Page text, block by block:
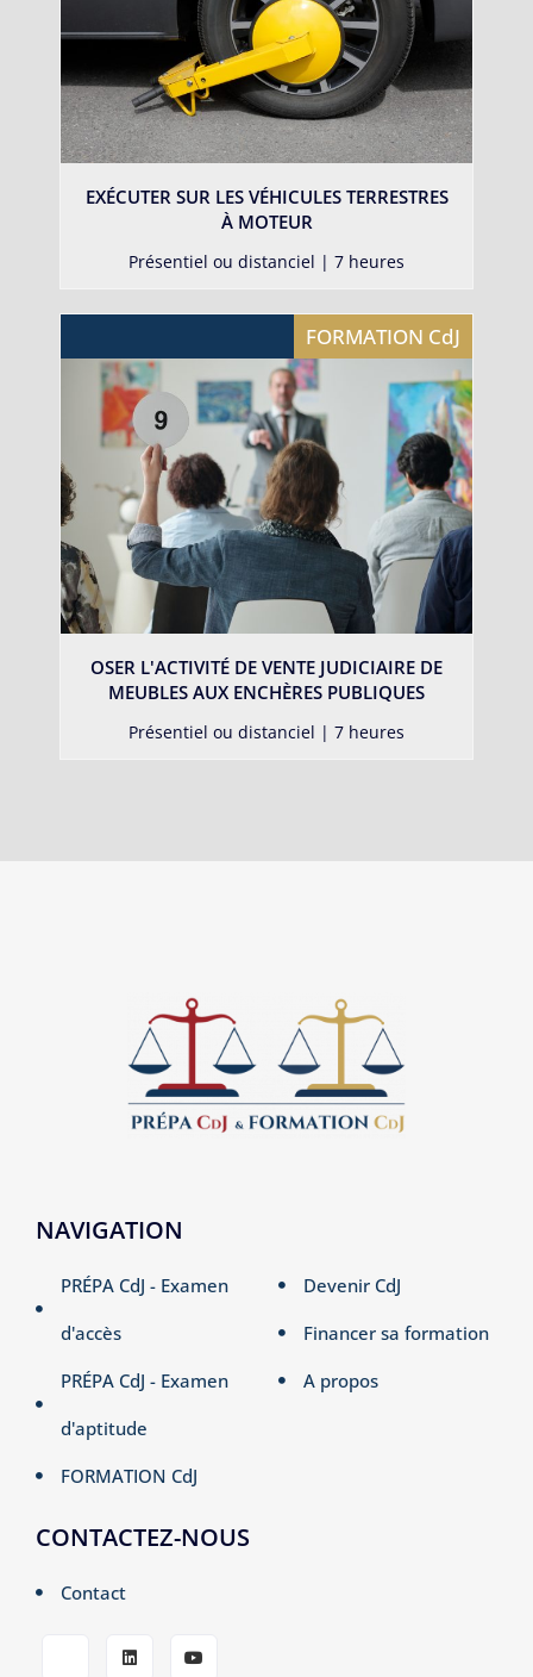
EXÉCUTER SUR LES VÉHICULES TERRESTRES
À MOTEUR
Présentiel ou distanciel | 7 heures
OSER L'ACTIVITÉ DE VENTE JUDICIAIRE DE
MEUBLES AUX ENCHÈRES PUBLIQUES
Présentiel ou distanciel | 7 heures
FORMATION CdJ
NAVIGATION
PRÉPA CdJ - Examen
d'accès
PRÉPA CdJ - Examen
d'aptitude
FORMATION CdJ
Devenir CdJ
Financer sa formation
A propos
CONTACTEZ-NOUS
Contact